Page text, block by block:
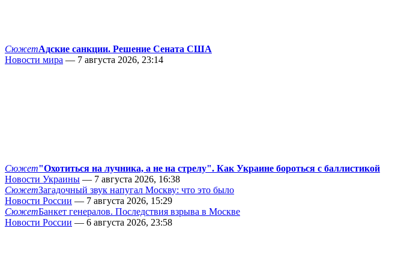
СюжетАдские санкции. Решение Сената США
Новости мира — 7 августа 2026, 23:14
Сюжет"Охотиться на лучника, а не на стрелу". Как Украине бороться с баллистикой
Новости Украины — 7 августа 2026, 16:38
СюжетЗагадочный звук напугал Москву: что это было
Новости России — 7 августа 2026, 15:29
СюжетБанкет генералов. Последствия взрыва в Москве
Новости России — 6 августа 2026, 23:58